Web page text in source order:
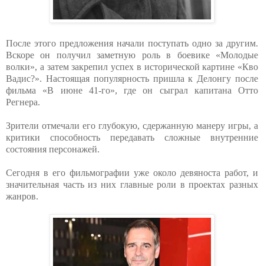
После этого предложения начали поступать одно за другим.
Вскоре он получил заметную роль в боевике «Молодые
волки», а затем закрепил успех в исторической картине «Кво
Вадис?». Настоящая популярность пришла к Делонгу после
фильма «В июне 41-го», где он сыграл капитана Отто
Регнера.
Зрители отмечали его глубокую, сдержанную манеру игры, а
критики способность передавать сложные внутренние
состояния персонажей.
Сегодня в его фильмографии уже около девяноста работ, и
значительная часть из них главные роли в проектах разных
жанров.